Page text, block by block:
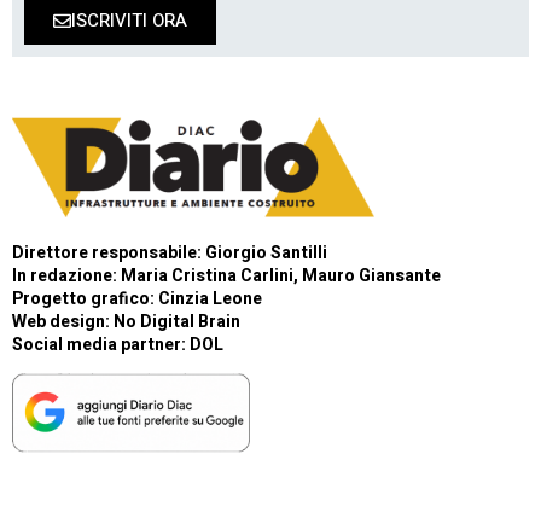
ISCRIVITI ORA
Direttore responsabile: Giorgio Santilli
In redazione: Maria Cristina Carlini, Mauro Giansante
Progetto grafico: Cinzia Leone
Web design: No Digital Brain
Social media partner: DOL